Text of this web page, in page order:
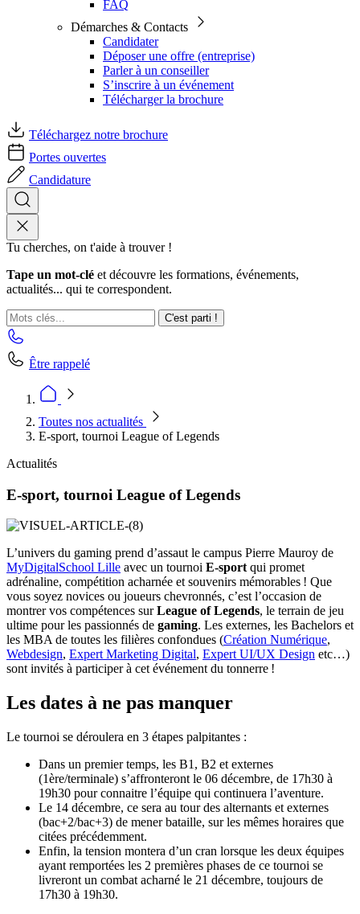
FAQ
Démarches & Contacts
Candidater
Déposer une offre (entreprise)
Parler à un conseiller
S’inscrire à un événement
Télécharger la brochure
Téléchargez notre brochure
Portes ouvertes
Candidature
Tu cherches, on t'aide à trouver !
Tape un mot-clé et découvre les formations, événements,
actualités... qui te correspondent.
C'est parti !
Être rappelé
Toutes nos actualités
E-sport, tournoi League of Legends
Actualités
E-sport, tournoi League of Legends
L’univers du gaming prend d’assaut le campus Pierre Mauroy de
MyDigitalSchool Lille avec un tournoi E-sportqui promet
adrénaline, compétition acharnée et souvenirs mémorables ! Que
vous soyez novices ou joueurs chevronnés, c’est l’occasion de
montrer vos compétences surLeague of Legends, le terrain de jeu
ultime pour les passionnés de gaming. Les externes, les Bachelors et
les MBA de toutes les filières confondues (Création Numérique,
Webdesign, Expert Marketing Digital, Expert UI/UX Design etc…)
sont invités à participer à cet événement du tonnerre !
Les dates à ne pas manquer
Le tournoi se déroulera en 3 étapes palpitantes :
Dans un premier temps, les B1, B2 et externes
(1ère/terminale) s’affronteront le 06 décembre, de 17h30 à
19h30 pour connaitre l’équipe qui continuera l’aventure.
Le 14 décembre, ce sera au tour des alternants et externes
(bac+2/bac+3) de mener bataille, sur les mêmes horaires que
citées précédemment.
Enfin, la tension montera d’un cran lorsque les deux équipes
ayant remportées les 2 premières phases de ce tournoi se
livreront un combat acharné le 21 décembre, toujours de
17h30 à 19h30.